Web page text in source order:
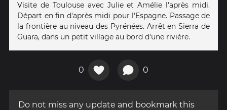
Visite de Toulouse avec Julie et Amélie l'après midi.
Départ en fin d'après midi pour l'Espagne. Passage de
la frontière au niveau des Pyrénées. Arrêt en Sierra de
Guara, dans un petit village au bord d'une rivière.
0 0
Do not miss any update and bookmark this